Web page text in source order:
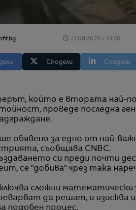
12.08.2022 / 14:20
Сподели Сподели
проведе последна
обявено за едно от най-
съобщава CNBC.
си преди почти
се "добива" чрез така
сложни
да решат, и изисква
подобен процес.